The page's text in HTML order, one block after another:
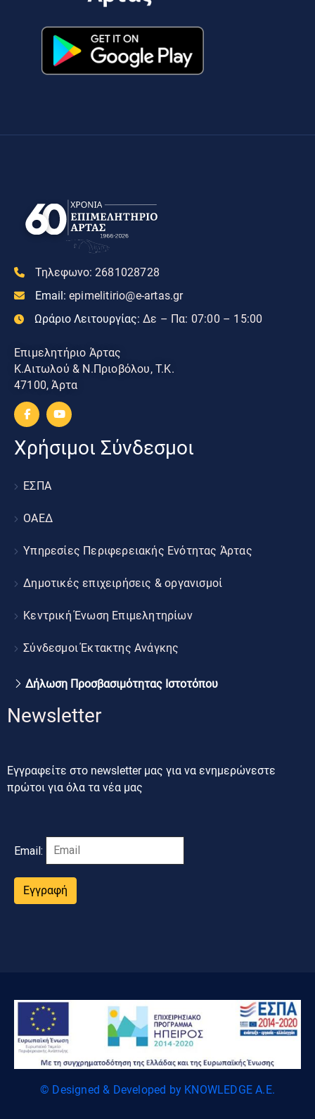
Τηλεφωνο: 2681028728
Email: epimelitirio@e-artas.gr
Ωράριο Λειτουργίας: Δε – Πα: 07:00 – 15:00
Επιμελητήριο Άρτας
Κ.Αιτωλού & Ν.Πριοβόλου, Τ.Κ.
47100, Άρτα
Χρήσιμοι Σύνδεσμοι
ΕΣΠΑ
ΟΑΕΔ
Υπηρεσίες Περιφερειακής Ενότητας Άρτας
Δημοτικές επιχειρήσεις & οργανισμοί
Κεντρική Ένωση Επιμελητηρίων
Σύνδεσμοι Έκτακτης Ανάγκης
Δήλωση Προσβασιμότητας Ιστοτόπου
Newsletter
Εγγραφείτε στο newsletter μας για να ενημερώνεστε
πρώτοι για όλα τα νέα μας
Email:
Εγγραφή
© Designed & Developed by KNOWLEDGE A.E.